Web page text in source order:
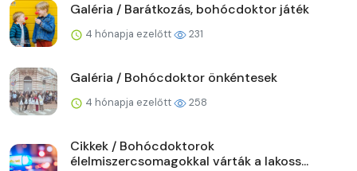
Galéria / Barátkozás, bohócdoktor játék
4 hónapja ezelőtt 231
Galéria / Bohócdoktor önkéntesek
4 hónapja ezelőtt 258
Cikkek / Bohócdoktorok
élelmiszercsomagokkal várták a lakoss...